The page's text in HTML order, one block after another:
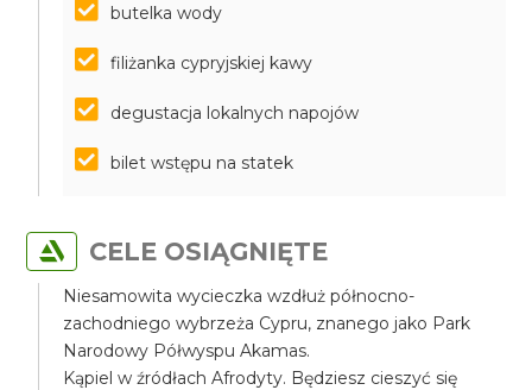
butelka wody
filiżanka cypryjskiej kawy
degustacja lokalnych napojów
bilet wstępu na statek
CELE OSIĄGNIĘTE
Niesamowita wycieczka wzdłuż północno-
zachodniego wybrzeża Cypru, znanego jako Park
Narodowy Półwyspu Akamas.
Kąpiel w źródłach Afrodyty. Będziesz cieszyć się